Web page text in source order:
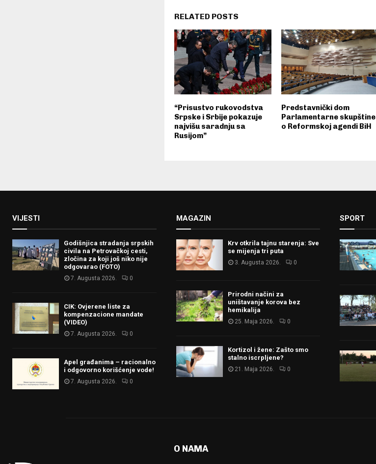
RELATED POSTS
“Prisustvo rukovodstva
Srpske i Srbije pokazuje
najvišu saradnju sa
Rusijom”
Predstavnički dom
Parlamentarne skupštine
o Reformskoj agendi BiH
VIJESTI
Godišnjica stradanja srpskih
civila na Petrovačkoj cesti,
zločina za koji još niko nije
odgovarao (FOTO)
7. Augusta 2026. 0
CIK: Ovjerene liste za
kompenzacione mandate
(VIDEO)
7. Augusta 2026. 0
Apel građanima – racionalno
i odgovorno korišćenje vode!
7. Augusta 2026. 0
MAGAZIN
Krv otkrila tajnu starenja: Sve
se mijenja tri puta
3. Augusta 2026. 0
Prirodni načini za
uništavanje korova bez
hemikalija
25. Maja 2026. 0
Kortizol i žene: Zašto smo
stalno iscrpljene?
21. Maja 2026. 0
SPORT
O NAMA